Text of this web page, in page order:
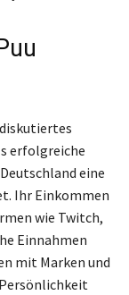
erfolgreiche
eine
Ihr Einkommen
wie Twitch,
Einnahmen
mit Marken und